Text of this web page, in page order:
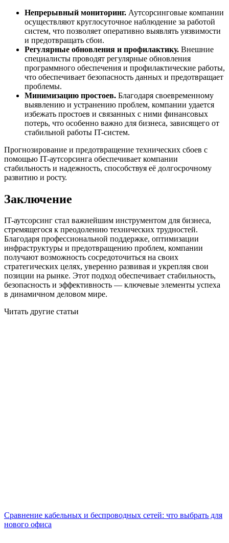
Непрерывный мониторинг. Аутсорсинговые компании
осуществляют круглосуточное наблюдение за работой
систем, что позволяет оперативно выявлять уязвимости
и предотвращать сбои.
Регулярные обновления и профилактику. Внешние
специалисты проводят регулярные обновления
программного обеспечения и профилактические работы,
что обеспечивает безопасность данных и предотвращает
проблемы.
Минимизацию простоев. Благодаря своевременному
выявлению и устранению проблем, компании удается
избежать простоев и связанных с ними финансовых
потерь, что особенно важно для бизнеса, зависящего от
стабильной работы IT-систем.
Прогнозирование и предотвращение технических сбоев с
помощью IT-аутсорсинга обеспечивает компании
стабильность и надежность, способствуя её долгосрочному
развитию и росту.
Заключение
IT-аутсорсинг стал важнейшим инструментом для бизнеса,
стремящегося к преодолению технических трудностей.
Благодаря профессиональной поддержке, оптимизации
инфраструктуры и предотвращению проблем, компании
получают возможность сосредоточиться на своих
стратегических целях, уверенно развивая и укрепляя свои
позиции на рынке. Этот подход обеспечивает стабильность,
безопасность и эффективность — ключевые элементы успеха
в динамичном деловом мире.
Читать другие статьи
Сравнение кабельных и беспроводных сетей: что выбрать для
нового офиса